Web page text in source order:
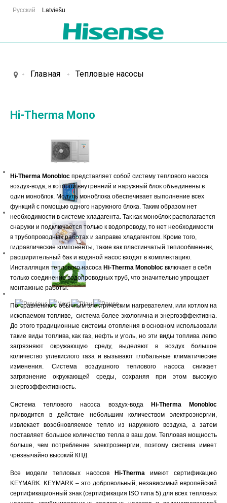
Русский Latviešu
Главная Тепловые насосы
Hi-Therma Mono
Hi-Therma Monobloc представляет собой систему теплового насоса
воздух-вода, в которой внутренний и наружный блок объединены в
один моноблок. Модуль моноблока обеспечивает выполнение всех
функций с помощью одного наружного блока. Таким образом нет
необходимости в системе хладагента. Так как моноблок располагается
снаружи и подключается только к водопроводу, то нет необходимости
в трубопроводных работах и заправке хладагентом. Кроме того,
гидравлические компоненты, такие как пластинчатый теплообменник,
расширительный бак и водяной насос входят в комплектацию.
Инсталляция теплового насоса Hi-Therma Monobloc включает в себя
только соединение водопроводных труб, что значительно упрощает
монтажные работы.
По сравнению с обычным электрическим нагревателем, или котлом на
ископаемом топливе, система более экологична и энергоэффективна.
До этого традиционные системы отопления в основном использовали
такие виды топлива, как газ, нефть и уголь, но эти виды топлива легко
загрязняют окружающую среду, выделяют в воздух большое
количество углекислого газа и вызывают глобальные климатические
изменения. Система воздушного теплового насоса снижает
загрязнение окружающей среды, сохраняя при этом высокую
энергоэффективность.
Система теплового насоса воздух-вода Hi-Therma
Monobloc
приводится в действие небольшим количеством электроэнергии,
извлекает возобновляемое тепло из наружного воздуха, а затем
поставляет большое количество тепла в ваш дом. Тепловая мощность
больше, чем потребление электроэнергии, поэтому система имеет
чрезвычайно высокий КПД.
Все модели тепловых насосов Hi-Thermaимеют сертификацию
KEYMARK. KEYMARK – это добровольный, независимый европейский
сертификационный знак (сертификация ISO типа 5) для всех тепловых